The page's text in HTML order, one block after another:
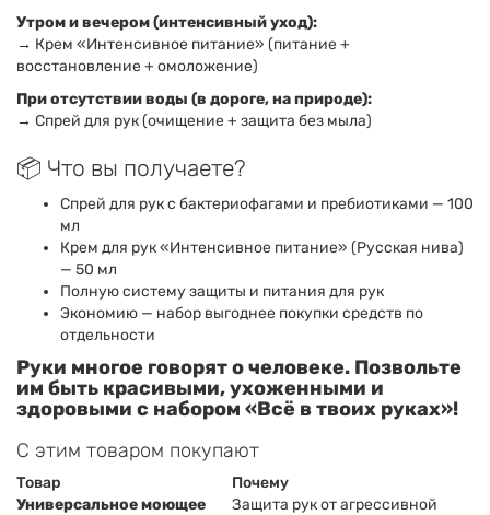
Утром и вечером (интенсивный уход):
→ Крем «Интенсивное питание» (питание +
восстановление + омоложение)
При отсутствии воды (в дороге, на природе):
→ Спрей для рук (очищение + защита без мыла)
📦 Что вы получаете?
Спрей для рук с бактериофагами и пребиотиками — 100
мл
Крем для рук «Интенсивное питание» (Русская нива)
— 50 мл
Полную систему защиты и питания для рук
Экономию — набор выгоднее покупки средств по
отдельности
Руки многое говорят о человеке. Позвольте
им быть красивыми, ухоженными и
здоровыми с набором «Всё в твоих руках»!
С этим товаром покупают
Товар
Почему
Универсальное моющее
Защита рук от агрессивной